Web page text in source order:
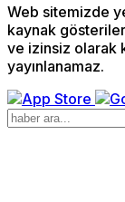
Web sitemizde
kaynak
ve izinsiz olarak
yayınlanamaz.